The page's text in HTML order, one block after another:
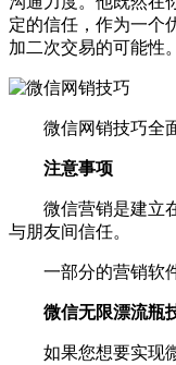
定的信任，作为一个
加二次交易的可能性。
微信网销技巧全面
注意事项
微信营销是建立在
与朋友间信任。
一部分的营销软件
微信无限漂流瓶
如果您想要实现微